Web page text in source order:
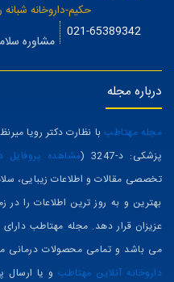
حکیم-داروخانه
021-65389342
مشاوره
درباره مجله
مجله مهتاطببا نظارت دکتر رویا
پزشکی: د-3247 (
مشاهده پروفایل
تخصصی مقالات و اطلاعات زیبایی،
بهترین و به روز ترین اطلاعات را
عزیزان قرار دهد. مجله مهتاطب
می باشد و تمامی محصولات درمانی
داروخانه آنلاین مهتاطب